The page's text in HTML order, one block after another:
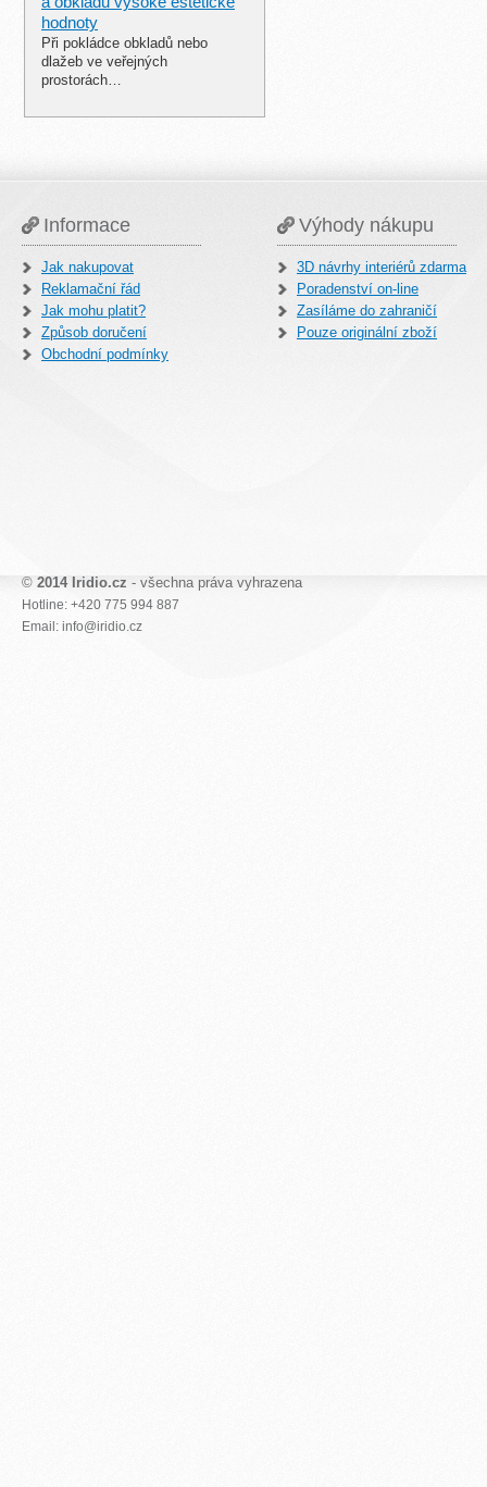
hodnoty
Při pokládce obkladů nebo
dlažeb ve veřejných
prostorách…
Informace
Jak nakupovat
Reklamační řád
Jak mohu platit?
Způsob doručení
Obchodní podmínky
Výhody nákupu
3D návrhy interiérů zdarma
Poradenství on-line
Zasíláme do zahraničí
Pouze originální zboží
© 2014 Iridio.cz - všechna práva vyhrazena
Hotline: +420 775 994 887
Email: info@iridio.cz